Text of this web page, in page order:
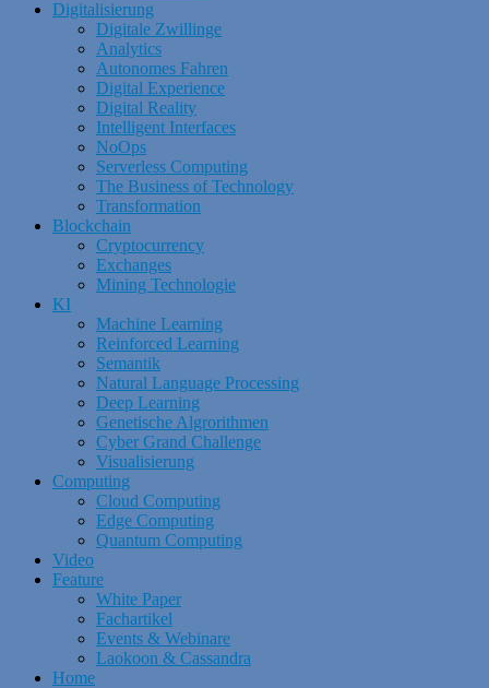
Digitalisierung
Digitale Zwillinge
Analytics
Autonomes Fahren
Digital Experience
Digital Reality
Intelligent Interfaces
NoOps
Serverless Computing
The Business of Technology
Transformation
Blockchain
Cryptocurrency
Exchanges
Mining Technologie
KI
Machine Learning
Reinforced Learning
Semantik
Natural Language Processing
Deep Learning
Genetische Algrorithmen
Cyber Grand Challenge
Visualisierung
Computing
Cloud Computing
Edge Computing
Quantum Computing
Video
Feature
White Paper
Fachartikel
Events & Webinare
Laokoon & Cassandra
Home